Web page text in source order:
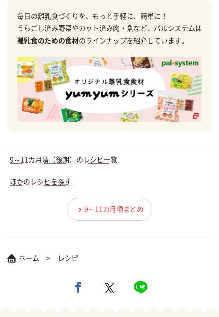
毎日の離乳食づくりを、もっと手軽に、簡単に！
うらごし済み野菜やカット済み肉・魚など、パルシステムは
離乳食のための食材のラインナップを紹介しています。
9～11カ月頃（後期）のレシピ一覧
ほかのレシピを探す
9～11カ月頃まとめ
ホーム レシピ